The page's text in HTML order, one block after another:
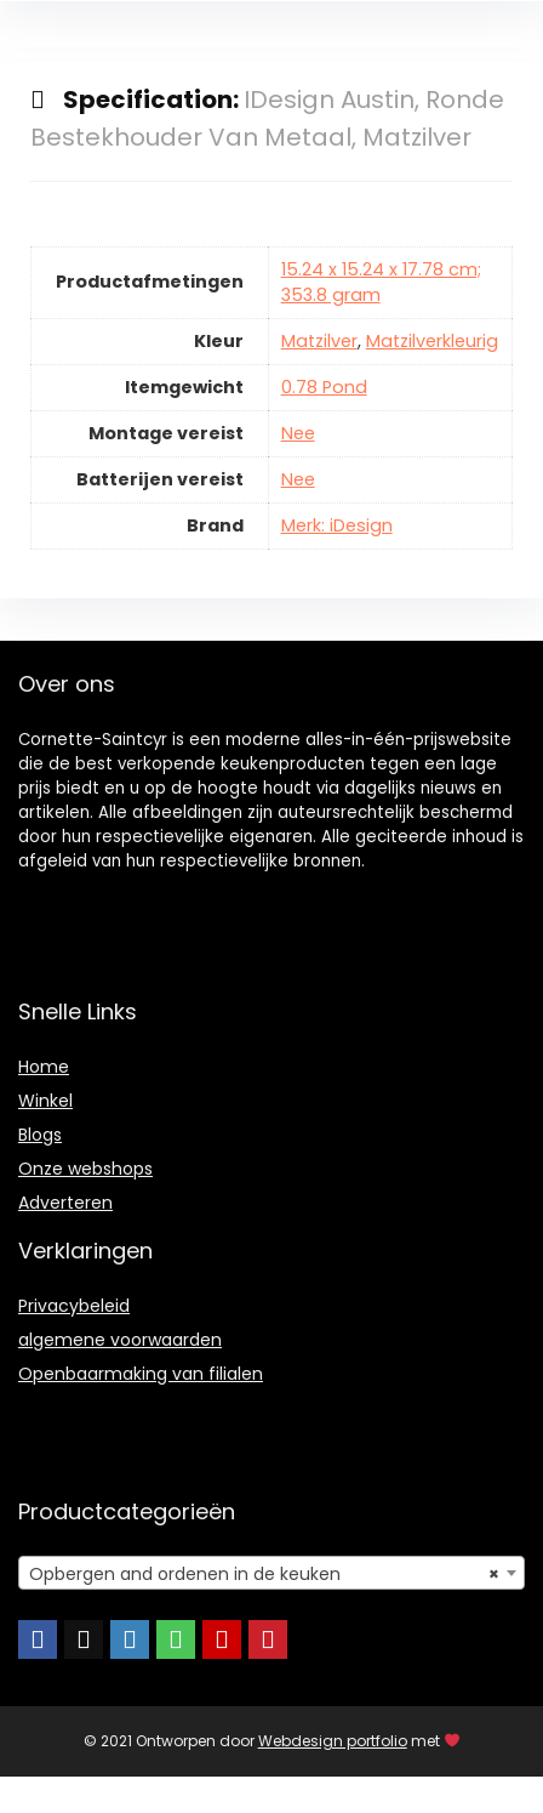
Specification: IDesign Austin, Ronde
Bestekhouder Van Metaal, Matzilver
Productafmetingen
15.24 x 15.24 x 17.78 cm;
353.8 gram
Kleur
Matzilver, Matzilverkleurig
Itemgewicht
0.78 Pond
Montage vereist
Nee
Batterijen vereist
Nee
Brand
Merk: iDesign
Over ons
Cornette-Saintcyr is een moderne alles-in-één-prijswebsite
die de best verkopende keukenproducten tegen een lage
prijs biedt en u op de hoogte houdt via dagelijks nieuws en
artikelen. Alle afbeeldingen zijn auteursrechtelijk beschermd
door hun respectievelijke eigenaren. Alle geciteerde inhoud is
afgeleid van hun respectievelijke bronnen.
Snelle Links
Home
Winkel
Blogs
Onze webshops
Adverteren
Verklaringen
Privacybeleid
algemene voorwaarden
Openbaarmaking van filialen
Productcategorieën
×
Opbergen and ordenen in de keuken
© 2021 Ontworpen doorWebdesign portfoliomet